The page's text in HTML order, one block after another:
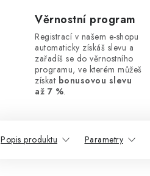
Věrnostní program
Registrací v našem e-shopu
automaticky získáš slevu a
zařadíš se do věrnostního
programu, ve kterém můžeš
získat bonusovou slevu
až 7 %.
Popis produktu Parametry